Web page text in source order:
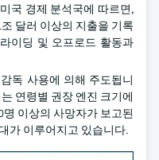
국 경제 분석국에 따르면,
달러 이상의 지출을 기록
이딩 및 오프로드 활동과
독 사용에 의해 주도됩니
연령별 권장 엔진 크기에
명 이상의 사망자가 보고된
가 이루어지고 있습니다.